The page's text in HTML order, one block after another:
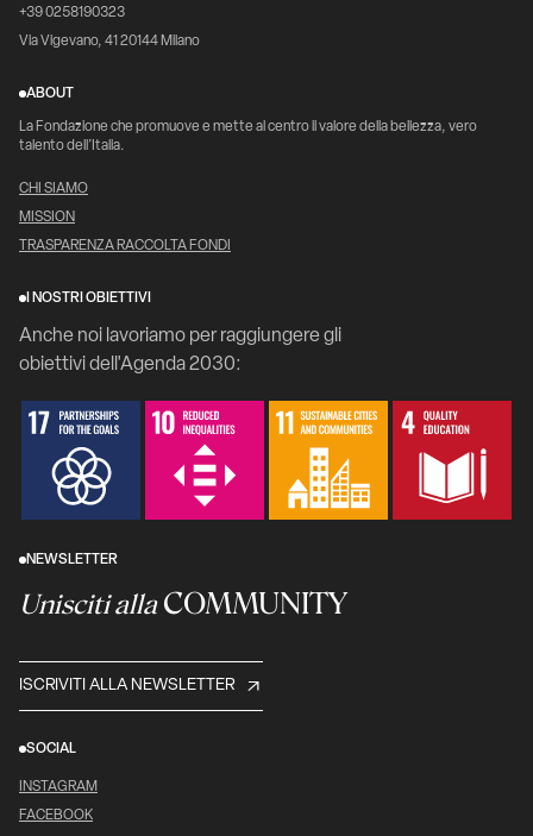
+39 0258190323
Via Vigevano, 41 20144 Milano
ABOUT
La Fondazione che promuove e mette al centro il valore della bellezza, vero
talento dell’Italia.
CHI SIAMO
MISSION
TRASPARENZA RACCOLTA FONDI
I NOSTRI OBIETTIVI
Anche noi lavoriamo per raggiungere gli
obiettivi dell'Agenda 2030:
NEWSLETTER
Unisciti allaCOMMUNITY
ISCRIVITI ALLA NEWSLETTER
SOCIAL
INSTAGRAM
FACEBOOK